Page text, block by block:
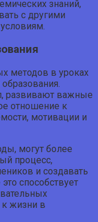
знаний,
с другими
методов в уроках
развивают важные
отношение к
мотивации и
могут более
процесс,
и создавать
способствует
к жизни в